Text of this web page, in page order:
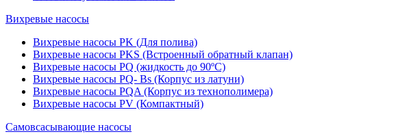
Вихревые насосы
Вихревые насосы PK (Для полива)
Вихревые насосы PKS (Встроенный обратный клапан)
Вихревые насосы PQ (жидкость до 90ºC)
Вихревые насосы PQ- Bs (Корпус из латуни)
Вихревые насосы PQA (Корпус из технополимера)
Вихревые насосы PV (Компактный)
Самовсасывающие насосы